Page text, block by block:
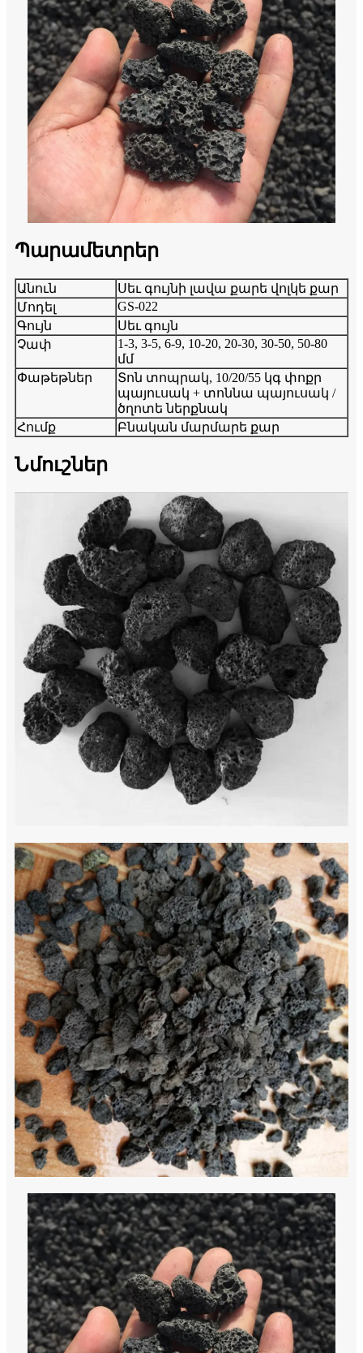
Պարամետրեր
Անուն
Սեւ գույնի լավա քարե վոլկե քար
Մոդել
GS-022
Գույն
Սեւ գույն
Չափ
1-3, 3-5, 6-9, 10-20, 20-30, 30-50, 50-80
մմ
Փաթեթներ
Տոն տոպրակ, 10/20/55 կգ փոքր
պայուսակ + տոննա պայուսակ /
ծղոտե ներքնակ
Հումք
Բնական մարմարե քար
Նմուշներ